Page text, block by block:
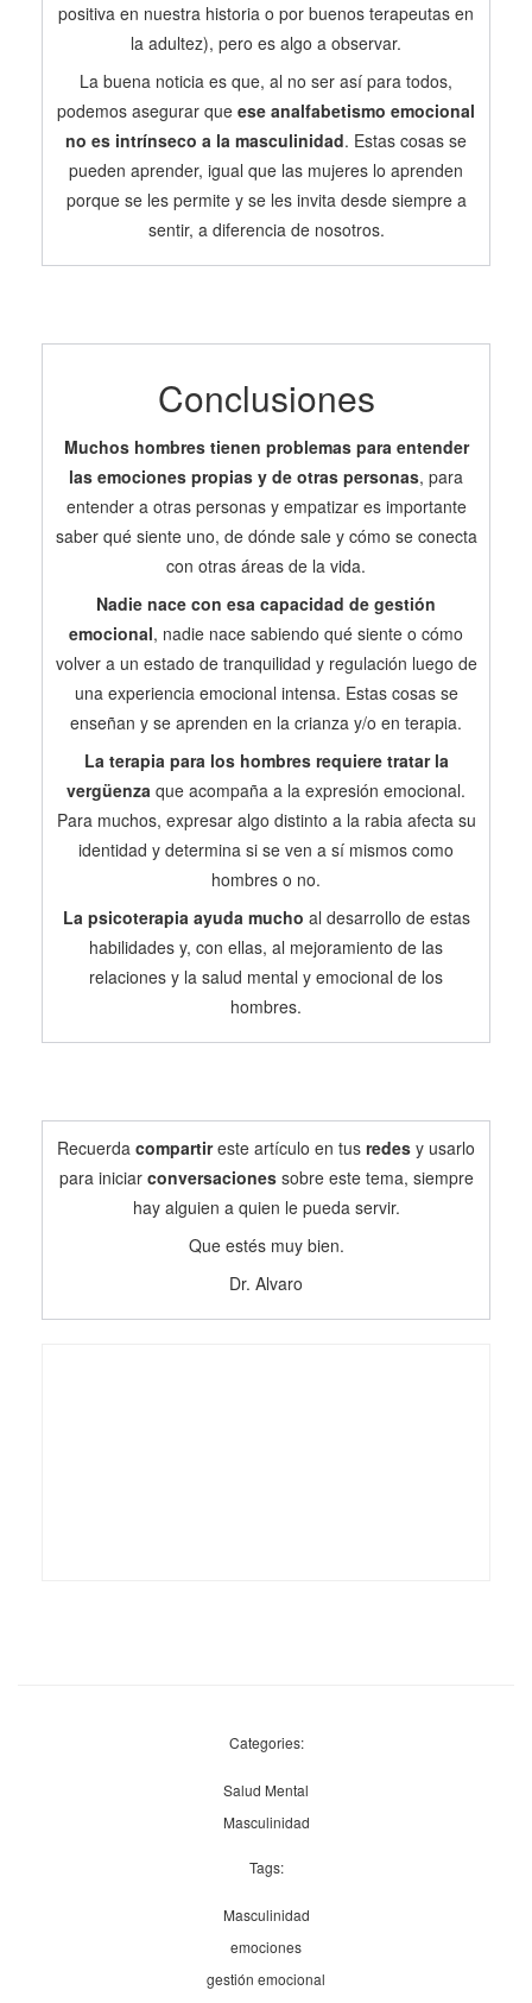
positiva en nuestra historia o por buenos terapeutas en
la adultez), pero es algo a observar.
La buena noticia es que, al no ser así para todos,
podemos asegurar que ese analfabetismo emocional
no es intrínseco a la masculinidad. Estas cosas se
pueden aprender, igual que las mujeres lo aprenden
porque se les permite y se les invita desde siempre a
sentir, a diferencia de nosotros.
Conclusiones
Muchos hombres tienen problemas para entender
las emociones propias y de otras personas, para
entender a otras personas y empatizar es importante
saber qué siente uno, de dónde sale y cómo se conecta
con otras áreas de la vida.
Nadie nace con esa capacidad de gestión
emocional, nadie nace sabiendo qué siente o cómo
volver a un estado de tranquilidad y regulación luego de
una experiencia emocional intensa. Estas cosas se
enseñan y se aprenden en la crianza y/o en terapia.
La terapia para los hombres requiere tratar la
vergüenza que acompaña a la expresión emocional.
Para muchos, expresar algo distinto a la rabia afecta su
identidad y determina si se ven a sí mismos como
hombres o no.
La psicoterapia ayuda mucho al desarrollo de estas
habilidades y, con ellas, al mejoramiento de las
relaciones y la salud mental y emocional de los
hombres.
Recuerda compartireste artículo en tus redes y usarlo
para iniciar conversacionessobre este tema, siempre
hay alguien a quien le pueda servir.
Que estés muy bien.
Dr. Alvaro
Categories:
Salud Mental
Masculinidad
Tags:
Masculinidad
emociones
gestión emocional